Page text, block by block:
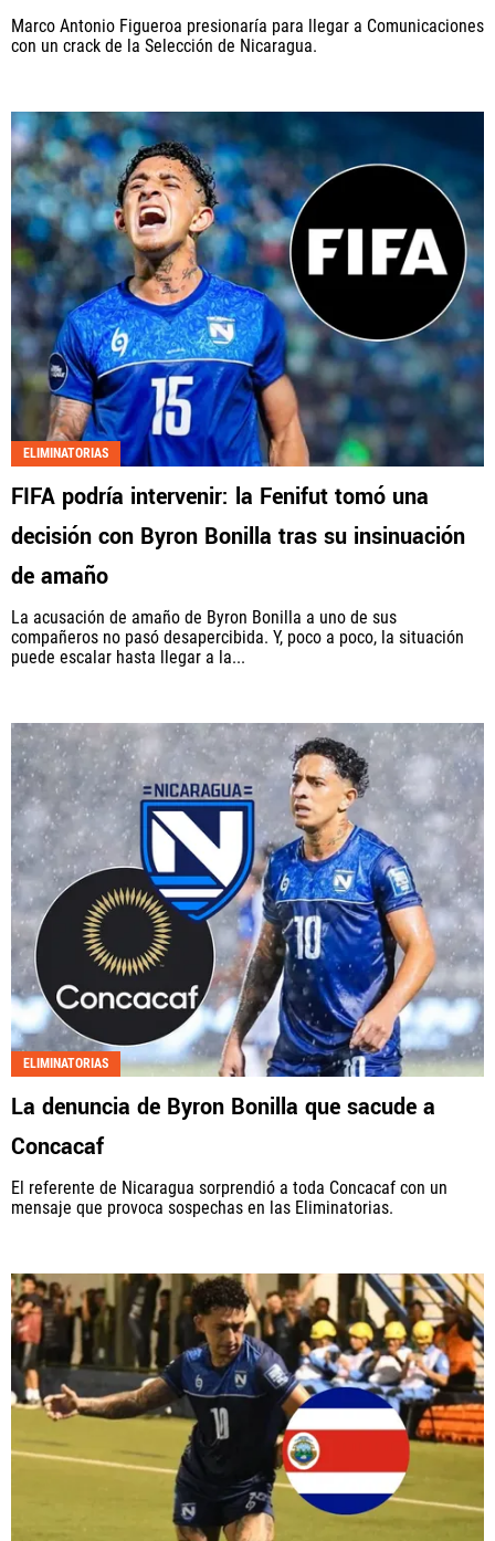
Marco Antonio Figueroa presionaría para llegar a Comunicaciones
con un crack de la Selección de Nicaragua.
ELIMINATORIAS
FIFA podría intervenir: la Fenifut tomó una
decisión con Byron Bonilla tras su insinuación
de amaño
La acusación de amaño de Byron Bonilla a uno de sus
compañeros no pasó desapercibida. Y, poco a poco, la situación
puede escalar hasta llegar a la...
ELIMINATORIAS
La denuncia de Byron Bonilla que sacude a
Concacaf
El referente de Nicaragua sorprendió a toda Concacaf con un
mensaje que provoca sospechas en las Eliminatorias.